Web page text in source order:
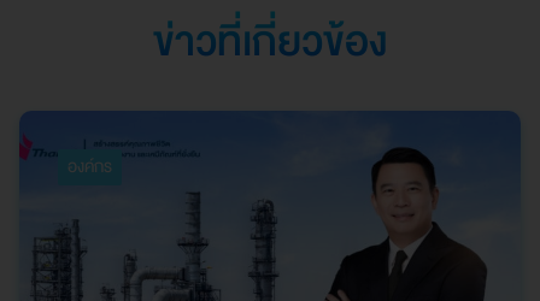
ข่าวที่เกี่ยวข้อง
องค์กร